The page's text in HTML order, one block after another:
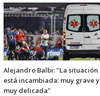
Alejandro Balbi: "La situación
está incambiada: muy grave y
muy delicada"